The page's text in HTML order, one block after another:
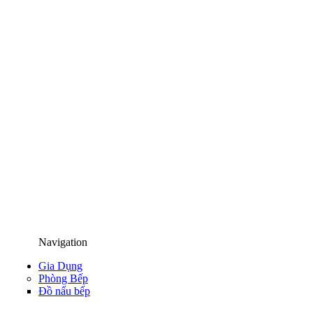
Navigation
Gia Dụng
Phòng Bếp
Đồ nấu bếp